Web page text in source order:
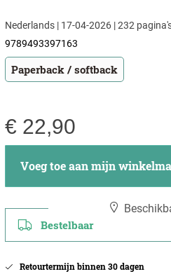
Nederlands | 17-04-2026 | 232
9789493397163
Paperback / softback
€ 22,90
Voeg toe aan mijn
Bestelbaar
Retourtermijn binnen 30 dagen